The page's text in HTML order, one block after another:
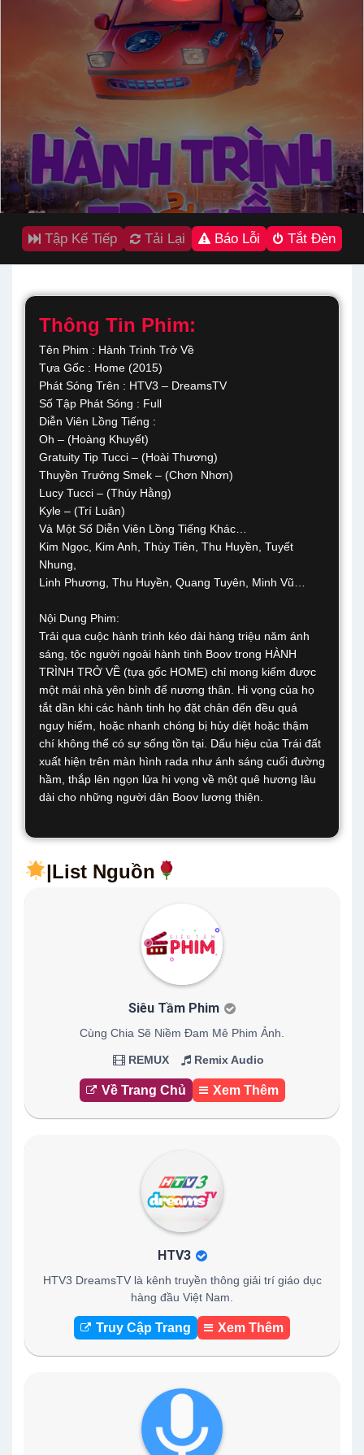
Tập Kế Tiếp Tải Lại Báo Lỗi Tắt Đèn
Thông Tin Phim:
Tên Phim : Hành Trình Trở Về
Tựa Gốc : Home (2015)
Phát Sóng Trên : HTV3 – DreamsTV
Số Tập Phát Sóng : Full
Diễn Viên Lồng Tiếng :
Oh – (Hoàng Khuyết)
Gratuity Tip Tucci – (Hoài Thương)
Thuyền Trưởng Smek – (Chơn Nhơn)
Lucy Tucci – (Thúy Hằng)
Kyle – (Trí Luân)
Và Một Số Diễn Viên Lồng Tiếng Khác…
Kim Ngọc, Kim Anh, Thùy Tiên, Thu Huyền, Tuyết
Nhung,
Linh Phương, Thu Huyền, Quang Tuyên, Minh Vũ…
Nội Dung Phim:
Trải qua cuộc hành trình kéo dài hàng triệu năm ánh
sáng, tộc người ngoài hành tinh Boov trong HÀNH
TRÌNH TRỞ VỀ (tựa gốc HOME) chỉ mong kiếm được
một mái nhà yên bình để nương thân. Hi vọng của họ
tắt dần khi các hành tinh họ đặt chân đến đều quá
nguy hiểm, hoặc nhanh chóng bị hủy diệt hoặc thậm
chí không thể có sự sống tồn tại. Dấu hiệu của Trái đất
xuất hiện trên màn hình rada như ánh sáng cuối đường
hầm, thắp lên ngọn lửa hi vọng về một quê hương lâu
dài cho những người dân Boov lương thiện.
|List Nguồn
Siêu Tầm Phim
Cùng Chia Sẽ Niềm Đam Mê Phim Ảnh.
REMUX Remix Audio
Về Trang Chủ Xem Thêm
HTV3
HTV3 DreamsTV là kênh truyền thông giải trí giáo dục
hàng đầu Việt Nam.
Truy Cập Trang Xem Thêm